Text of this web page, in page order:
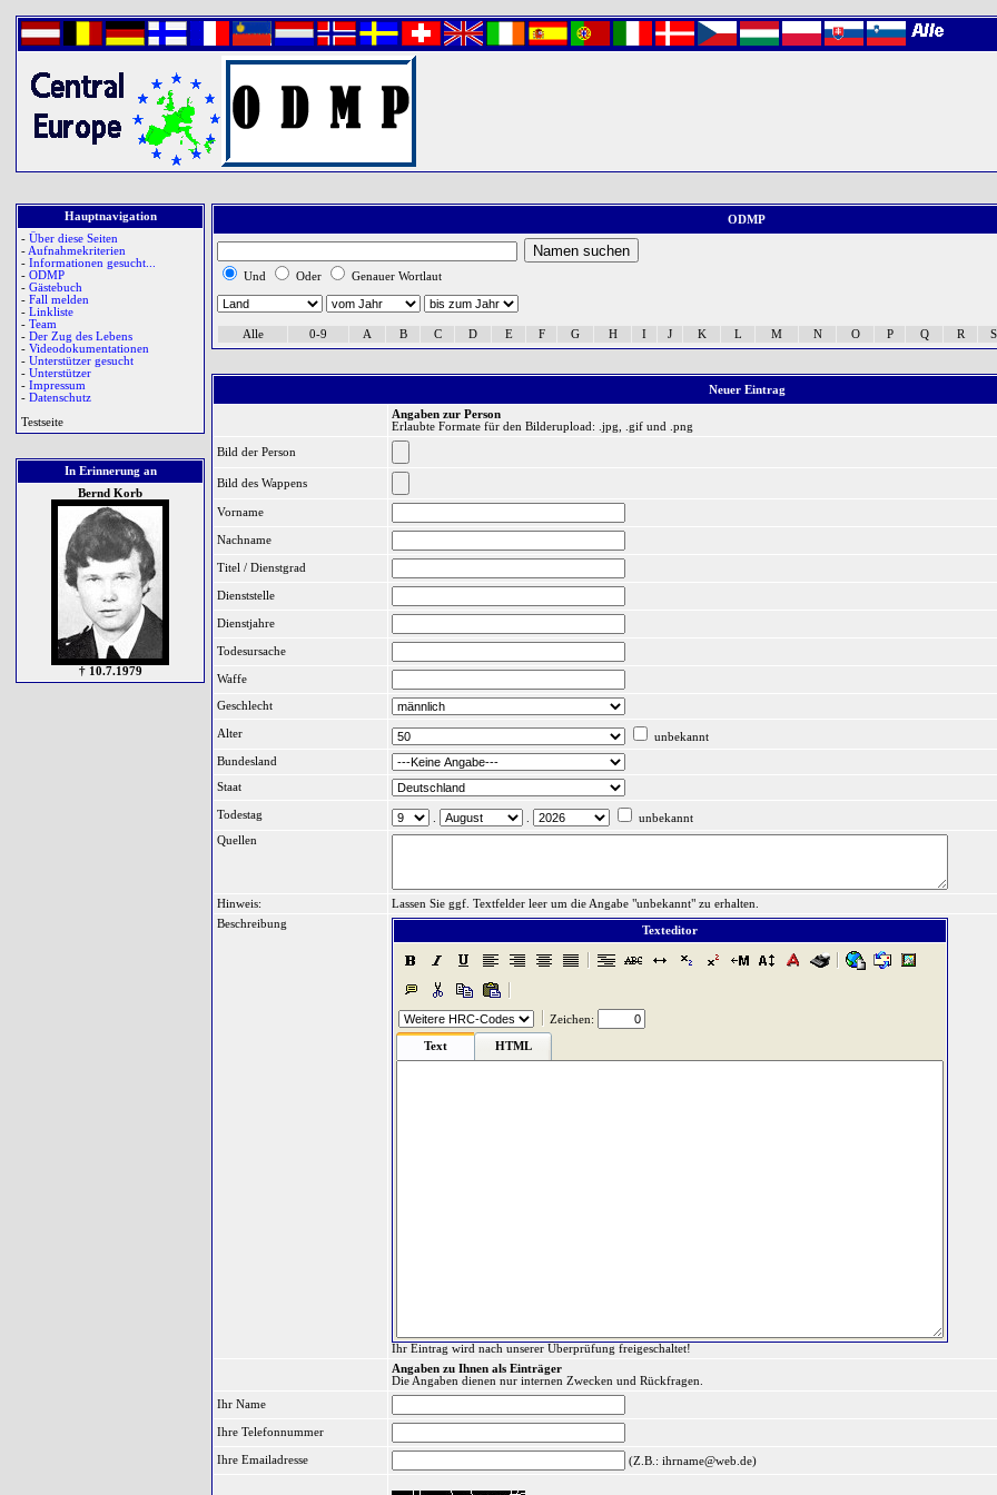
Hauptnavigation
- Über diese Seiten
- Aufnahmekriterien
- Informationen gesucht...
- ODMP
- Gästebuch
- Fall melden
- Linkliste
- Team
- Der Zug des Lebens
- Videodokumentationen
- Unterstützer gesucht
- Unterstützer
- Impressum
- Datenschutz
Testseite
In Erinnerung an
Bernd Korb
† 10.7.1979
ODMP
Und Oder Genauer Wortlaut
Alle 0-9 A B C D E F G H I J K L M N O P Q R S
Neuer Eintrag
Angaben zur Person
Erlaubte Formate für den Bilderupload: .jpg, .gif und .png
Bild der Person
Bild des Wappens
Vorname
Nachname
Titel / Dienstgrad
Dienststelle
Dienstjahre
Todesursache
Waffe
Geschlecht
Alter
unbekannt
Bundesland
Staat
Todestag
unbekannt
Quellen
Hinweis:
Lassen Sie ggf. Textfelder leer um die Angabe "unbekannt" zu erhalten.
Beschreibung
Texteditor
Zeichen:
Text HTML
Ihr Eintrag wird nach unserer Überprüfung freigeschaltet!
Angaben zu Ihnen als Einträger
Die Angaben dienen nur internen Zwecken und Rückfragen.
Ihr Name
Ihre Telefonnummer
Ihre Emailadresse (Z.B.: ihrname@web.de)